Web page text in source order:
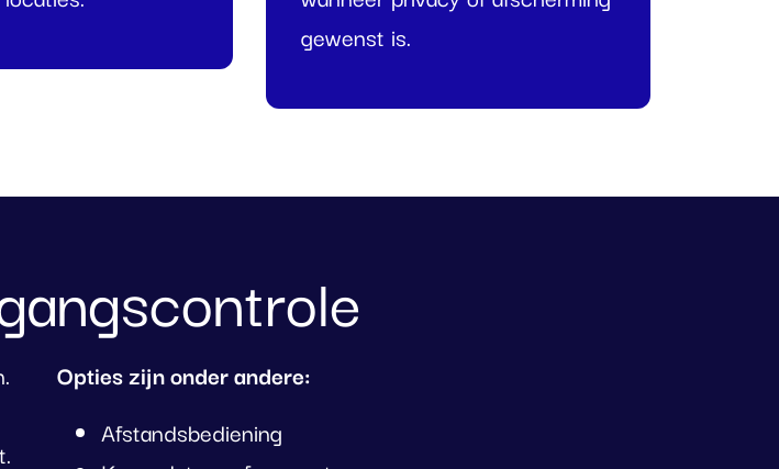
gewenst is.
Opties zijn onder andere:
Afstandsbediening